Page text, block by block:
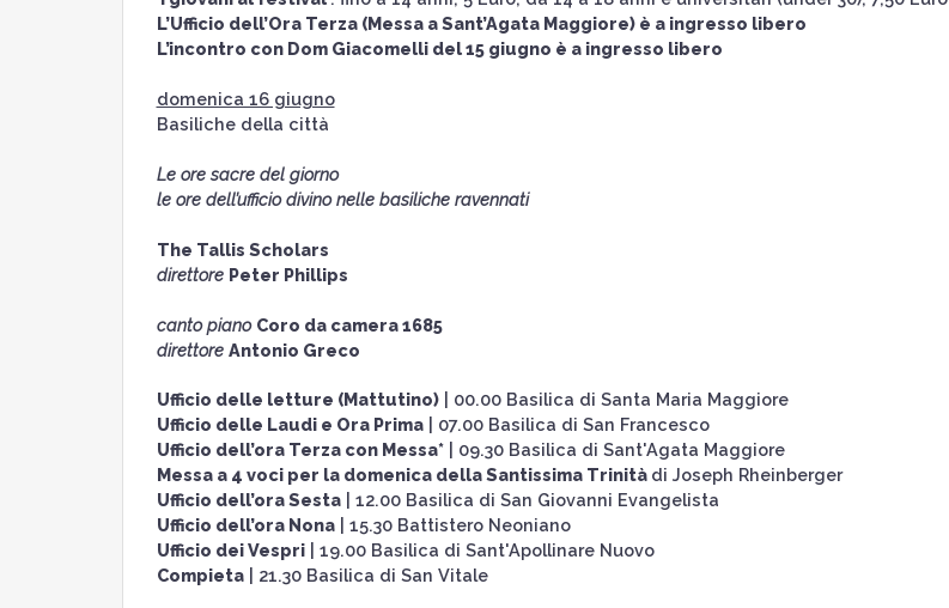
L’Ufficio dell’Ora Terza (Messa a Sant’Agata Maggiore) è a ingresso libero
L’incontro con Dom Giacomelli del 15 giugno è a ingresso libero
domenica 16 giugno
Basiliche della città
Le ore sacre del giorno
le ore dell’ufficio divino nelle basiliche ravennati
The Tallis Scholars
direttore Peter Phillips
canto piano Coro da camera 1685
direttore Antonio Greco
Ufficio delle letture (Mattutino)| 00.00 Basilica di Santa Maria Maggiore
Ufficio delle Laudi e Ora Prima| 07.00 Basilica di San Francesco
Ufficio dell’ora Terza con Messa*| 09.30 Basilica di Sant'Agata Maggiore
Messa a 4 voci per la domenica della Santissima Trinità di Joseph Rheinberger
Ufficio dell’ora Sesta| 12.00 Basilica di San Giovanni Evangelista
Ufficio dell’ora Nona| 15.30 Battistero Neoniano
Ufficio dei Vespri| 19.00 Basilica di Sant'Apollinare Nuovo
Compieta| 21.30 Basilica di San Vitale